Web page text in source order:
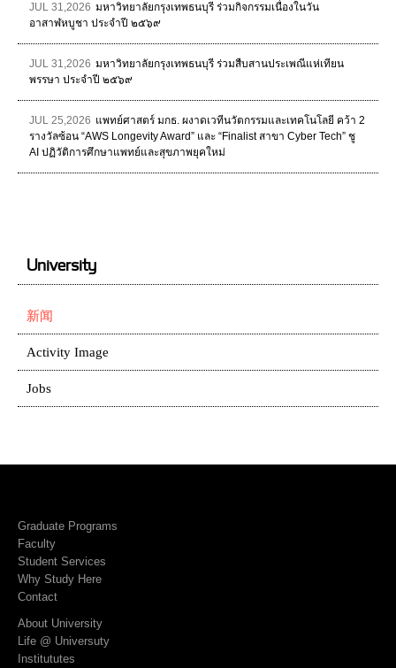
JUL 31,2026 มหาวิทยาลัยกรุงเทพธนบุรี ร่วมกิจกรรมเนื่องในวัน
อาสาฬหบูชา ประจำปี ๒๕๖๙
JUL 31,2026 มหาวิทยาลัยกรุงเทพธนบุรี ร่วมสืบสานประเพณีแห่เทียน
พรรษา ประจำปี ๒๕๖๙
JUL 25,2026 แพทย์ศาสตร์ มกธ. ผงาดเวทีนวัตกรรมและเทคโนโลยี คว้า 2
รางวัลซ้อน “AWS Longevity Award” และ “Finalist สาขา Cyber Tech” ชู
AI ปฏิวัติการศึกษาแพทย์และสุขภาพยุคใหม่
University
新闻
Activity Image
Jobs
Graduate Programs
Faculty
Student Services
Why Study Here
Contact
About University
Life @ Universuty
Institututes